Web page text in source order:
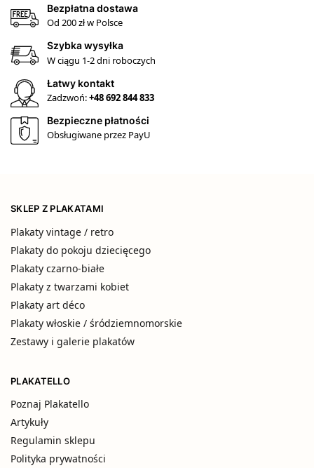
Bezpłatna dostawa
Od 200 zł w Polsce
Szybka wysyłka
W ciągu 1-2 dni roboczych
Łatwy kontakt
Zadzwoń:+48 692 844 833
Bezpieczne płatności
Obsługiwane przez PayU
SKLEP Z PLAKATAMI
Plakaty vintage / retro
Plakaty do pokoju dziecięcego
Plakaty czarno-białe
Plakaty z twarzami kobiet
Plakaty art déco
Plakaty włoskie / śródziemnomorskie
Zestawy i galerie plakatów
PLAKATELLO
Poznaj Plakatello
Artykuły
Regulamin sklepu
Polityka prywatności